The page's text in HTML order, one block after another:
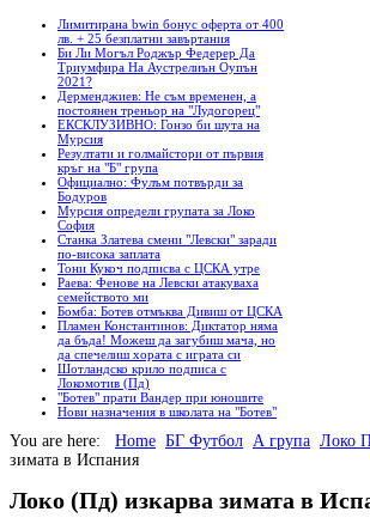
Лимитирана bwin бонус оферта от 400
лв. + 25 безплатни завъртания
Би Ли Могъл Роджър Федерер Да
Триумфира На Аустрелиън Оупън
2021?
Дерменджиев: Не съм временен, а
постоянен треньор на "Лудогорец"
ЕКСКЛУЗИВНО: Гонзо би шута на
Мурсия
Резултати и голмайстори от първия
кръг на "Б" група
Официално: Фулъм потвърди за
Бодуров
Мурсия определи групата за Локо
София
Станка Златева смени "Левски" заради
по-висока заплата
Тони Кукоч подписва с ЦСКА утре
Раева: Фенове на Левски атакуваха
семейството ми
Бомба: Ботев отмъква Дивиш от ЦСКА
Пламен Константинов: Диктатор няма
да бъда! Можеш да загубиш мача, но
да спечелиш хората с играта си
Шотландско крило подписа с
Локомотив (Пд)
"Ботев" прати Вандер при юношите
Нови назначения в школата на "Ботев"
You are here: Home БГ Футбол А група Локо
зимата в Испания
Локо (Пд) изкарва зимата в